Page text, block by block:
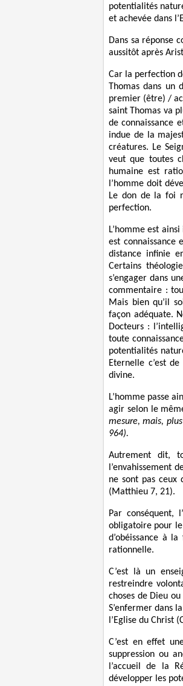
potentialités
et achevée dans
Dans sa réponse
aussitôt après
Car la perfection
Thomas dans un
premier (être) /
saint Thomas va
de connaissance
indue de la
créatures. Le
veut que toutes
humaine est
l’homme doit
Le don de la foi
perfection.
L’homme est
est connaissance
distance infinie
Certains
s’engager dans
commentaire :
Mais bien qu’il
façon adéquate.
Docteurs :
toute
potentialités
Eternelle c’est
divine.
L’homme passe
agir selon le
mesure, mais,
964).
Autrement dit,
l’envahissement
ne sont pas ceux
(Matthieu 7, 21).
Par conséquent,
obligatoire pour
d’obéissance à
rationnelle.
C’est là un
restreindre
choses de Dieu
S’enfermer dans
l’Eglise du Christ
C’est en effet
suppression ou
l’accueil de la
développer les